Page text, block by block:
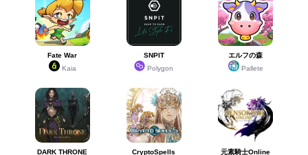
Fate War
Kaia
SNPIT
Polygon
エルフの森
Pallete
DARK THRONE
CryptoSpells
元素騎士Online